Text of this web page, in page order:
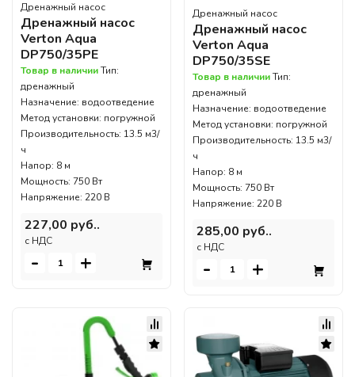
Дренажный насос
Дренажный насос
Verton Aqua
DP750/35PE
Товар в наличииТип:
дренажный
Назначение: водоотведение
Метод установки: погружной
Производительность: 13.5 м3/
ч
Напор: 8 м
Мощность: 750 Вт
Напряжение: 220 В
227,00 руб..
c НДС
- +
Дренажный насос
Дренажный насос
Verton Aqua
DP750/35SE
Товар в наличииТип:
дренажный
Назначение: водоотведение
Метод установки: погружной
Производительность: 13.5 м3/
ч
Напор: 8 м
Мощность: 750 Вт
Напряжение: 220 В
285,00 руб..
c НДС
- +